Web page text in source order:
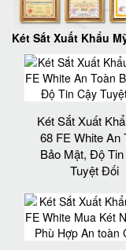
Két Sắt Xuất Khẩu
Két Sắt Xuất
68 FE White An
Bảo Mật, Độ
Tuyệt Đối